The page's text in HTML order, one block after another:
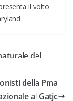
il volto
del
della Pma
al Gatjc